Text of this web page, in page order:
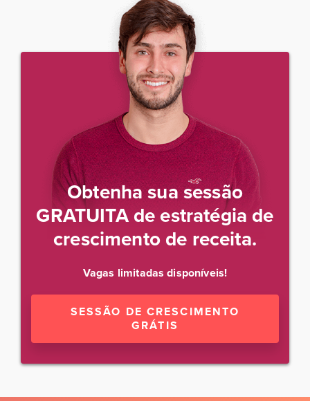
Obtenha sua sessão
GRATUITA de estratégia de
crescimento de receita.
Vagas limitadas disponíveis!
SESSÃO DE CRESCIMENTO
GRÁTIS